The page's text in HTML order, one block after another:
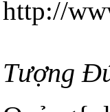
Tượng